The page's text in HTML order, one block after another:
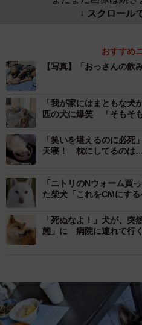
↓ スクロール
おすすめ
【写真】「おっさんの飲
「我が家にはまともな犬
匹の犬に爆笑 「そもそ
「笑いを堪えるのに必死
天寝！ 枕にしてるのは…
「ニトリのNウォーム買
た柴犬「これをCMにする
「死ぬなよ！」犬が、突
態」に 病院に連れて行